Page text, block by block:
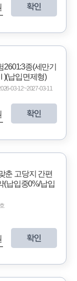
확인
종(세만기
납입면제형)
03-12~2027-03-11
확인
춘 고당지 간편
(납입중0%/납입
확인